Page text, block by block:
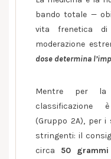
bando totale —
vita frenetica
moderazione
dose determina
Mentre per
classificazione
(Gruppo 2A), per
stringenti: il
circa 50